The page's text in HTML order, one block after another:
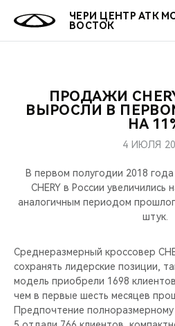
ЧЕРИ ЦЕНТР АТК
ВОСТОК
КРОССОВЕРЫ
НОВИНКИ
КРЕДИТ И СТРАХОВАНИЕ
ЗАПЧАСТИ И АКСЕССУАРЫ
ПОДДЕРЖКА
МИР
О БРЕНДЕ
CHERY В СОЦСЕТЯХ
БЛАГОТВОРИТЕЛЬНОСТЬ
CHERY REMOTE
АКЦИИ
ОНЛАЙН
КРЕДИТ
О
МЫ В СОЦСЕТЯХ
ПРОДАЖИ
ВЫРОСЛИ В
НА
4 ИЮЛЯ
В первом полугодии 2018
CHERY в России увеличились
аналогичным периодом
штук.
Среднеразмерный кроссовер
сохранять лидерские позиции,
модель приобрели 1698
чем в первые шесть месяцев
Предпочтение полноразмерному